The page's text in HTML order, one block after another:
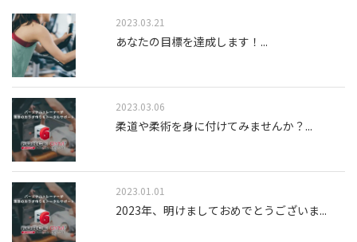
2023.03.21
あなたの目標を達成します！ ...
2023.03.06
柔道や柔術を身に付けてみませんか？ ...
2023.01.01
2023年、明けましておめでとうございま...